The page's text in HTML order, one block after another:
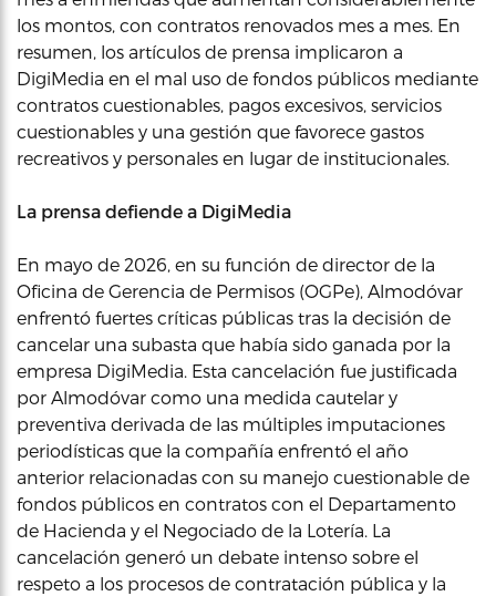
los montos, con contratos renovados mes a mes. En
resumen, los artículos de prensa implicaron a
DigiMedia en el mal uso de fondos públicos mediante
contratos cuestionables, pagos excesivos, servicios
cuestionables y una gestión que favorece gastos
recreativos y personales en lugar de institucionales.
La prensa defiende a DigiMedia
En mayo de 2026, en su función de director de la
Oficina de Gerencia de Permisos (OGPe), Almodóvar
enfrentó fuertes críticas públicas tras la decisión de
cancelar una subasta que había sido ganada por la
empresa DigiMedia. Esta cancelación fue justificada
por Almodóvar como una medida cautelar y
preventiva derivada de las múltiples imputaciones
periodísticas que la compañía enfrentó el año
anterior relacionadas con su manejo cuestionable de
fondos públicos en contratos con el Departamento
de Hacienda y el Negociado de la Lotería. La
cancelación generó un debate intenso sobre el
respeto a los procesos de contratación pública y la